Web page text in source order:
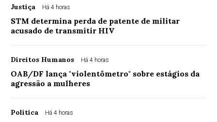
Justiça Há 4 horas
STM determina perda de patente de militar
acusado de transmitir HIV
Direitos Humanos Há 4 horas
OAB/DF lança "violentômetro" sobre estágios da
agressão a mulheres
Política Há 4 horas